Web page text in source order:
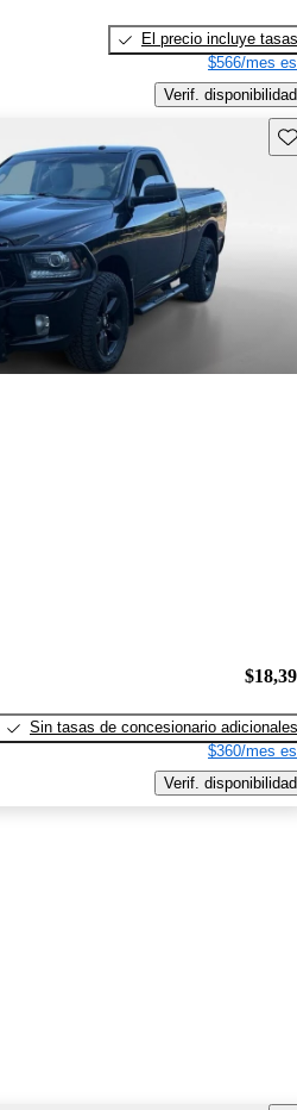
El precio incluye tasas
$566/mes
Verif. disponibilidad
Sin tasas de concesionario adicionales
$360/mes
Verif. disponibilidad